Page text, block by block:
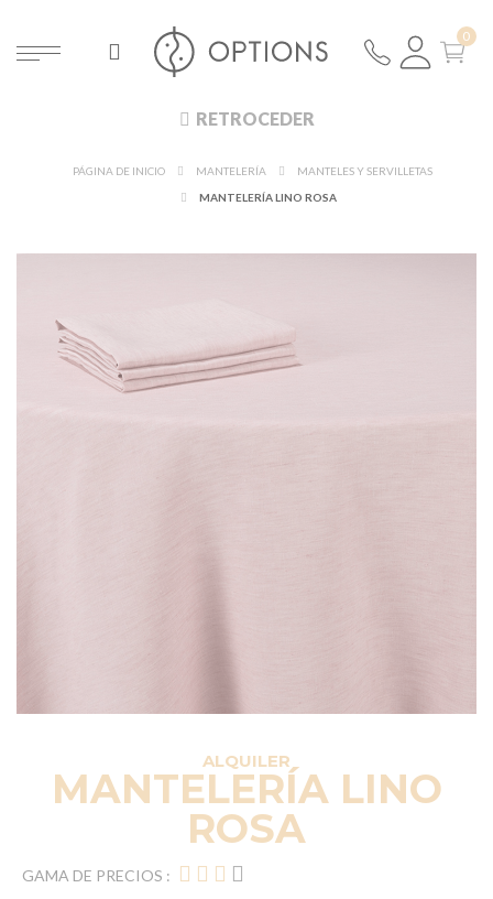
RETROCEDER
PÁGINA DE INICIO MANTELERÍA
MANTELES Y SERVILLETAS
MANTELERÍA LINO ROSA
ALQUILER
MANTELERÍA LINO
ROSA
GAMA DE PRECIOS :